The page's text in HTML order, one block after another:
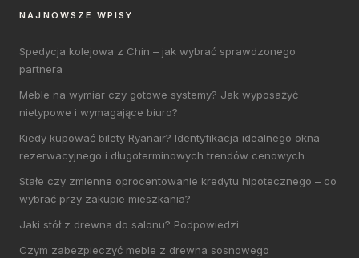
NAJNOWSZE WPISY
Spedycja kolejowa z Chin – jak wybrać sprawdzonego
partnera
Meble na wymiar czy gotowe systemy? Jak wyposażyć
nietypowe i wymagające biuro?
Kiedy kupować bilety Ryanair? Identyfikacja idealnego okna
rezerwacyjnego i długoterminowych trendów cenowych
Stałe czy zmienne oprocentowanie kredytu hipotecznego – co
wybrać przy zakupie mieszkania?
Jaki stół z drewna do salonu? Podpowiedzi
Czym zabezpieczyć meble z drewna sosnowego